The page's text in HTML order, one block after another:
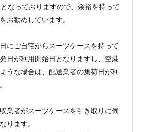
なっておりますので、余裕を持って
お勧めしています。
にご自宅からスーツケースを持って
日が利用開始日となりますし、空港
うな場合は、配送業者の集荷日が利
業者がスーツケースを引き取りに伺
ります。